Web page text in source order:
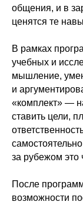
общения, и в
ценятся те
В рамках
учебных и
мышление,
и
«комплект» —
ставить цели,
за рубежом
После
возможности